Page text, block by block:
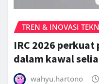
TREN & INOVASI
IRC 2026 perkuat
dalam kawal
wahyu.hartono